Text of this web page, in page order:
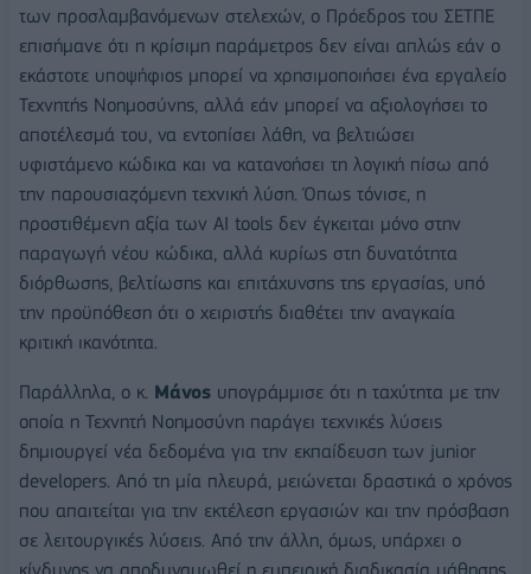
των προσλαμβανόμενων στελεχών, ο Πρόεδρος του ΣΕΤΠΕ
επισήμανε ότι η κρίσιμη παράμετρος δεν είναι απλώς εάν ο
εκάστοτε υποψήφιος μπορεί να χρησιμοποιήσει ένα εργαλείο
Τεχνητής Νοημοσύνης, αλλά εάν μπορεί να αξιολογήσει το
αποτέλεσμά του, να εντοπίσει λάθη, να βελτιώσει
υφιστάμενο κώδικα και να κατανοήσει τη λογική πίσω από
την παρουσιαζόμενη τεχνική λύση. Όπως τόνισε, η
προστιθέμενη αξία των AI tools δεν έγκειται μόνο στην
παραγωγή νέου κώδικα, αλλά κυρίως στη δυνατότητα
διόρθωσης, βελτίωσης και επιτάχυνσης της εργασίας, υπό
την προϋπόθεση ότι ο χειριστής διαθέτει την αναγκαία
κριτική ικανότητα.
Παράλληλα, ο κ. Μάνος υπογράμμισε ότι η ταχύτητα με την
οποία η Τεχνητή Νοημοσύνη παράγει τεχνικές λύσεις
δημιουργεί νέα δεδομένα για την εκπαίδευση των junior
developers. Από τη μία πλευρά, μειώνεται δραστικά ο χρόνος
που απαιτείται για την εκτέλεση εργασιών και την πρόσβαση
σε λειτουργικές λύσεις. Από την άλλη, όμως, υπάρχει ο